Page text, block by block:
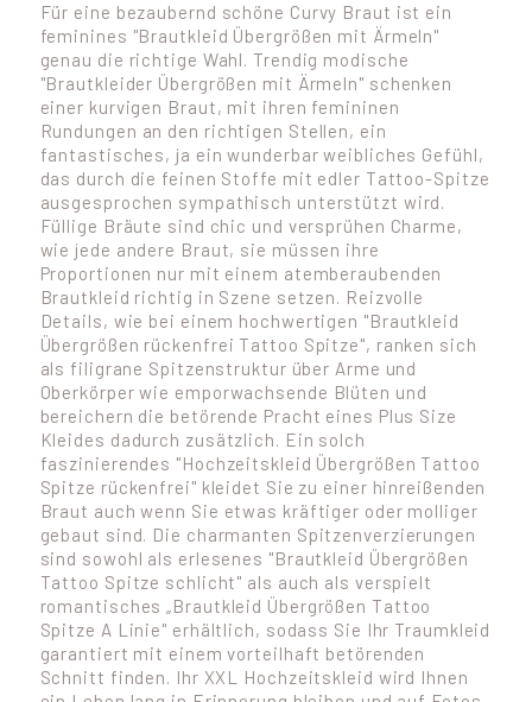
Für eine bezaubernd schöne Curvy Braut ist ein
feminines "Brautkleid Übergrößen mit Ärmeln"
genau die richtige Wahl. Trendig modische
"Brautkleider Übergrößen mit Ärmeln" schenken
einer kurvigen Braut, mit ihren femininen
Rundungen an den richtigen Stellen, ein
fantastisches, ja ein wunderbar weibliches Gefühl,
das durch die feinen Stoffe mit edler Tattoo-Spitze
ausgesprochen sympathisch unterstützt wird.
Füllige Bräute sind chic und versprühen Charme,
wie jede andere Braut, sie müssen ihre
Proportionen nur mit einem atemberaubenden
Brautkleid richtig in Szene setzen. Reizvolle
Details, wie bei einem hochwertigen "Brautkleid
Übergrößen rückenfrei Tattoo Spitze", ranken sich
als filigrane Spitzenstruktur über Arme und
Oberkörper wie emporwachsende Blüten und
bereichern die betörende Pracht eines Plus Size
Kleides dadurch zusätzlich. Ein solch
faszinierendes "Hochzeitskleid Übergrößen Tattoo
Spitze rückenfrei" kleidet Sie zu einer hinreißenden
Braut auch wenn Sie etwas kräftiger oder molliger
gebaut sind. Die charmanten Spitzenverzierungen
sind sowohl als erlesenes "Brautkleid Übergrößen
Tattoo Spitze schlicht" als auch als verspielt
romantisches „Brautkleid Übergrößen Tattoo
Spitze A Linie" erhältlich, sodass Sie Ihr Traumkleid
garantiert mit einem vorteilhaft betörenden
Schnitt finden. Ihr XXL Hochzeitskleid wird Ihnen